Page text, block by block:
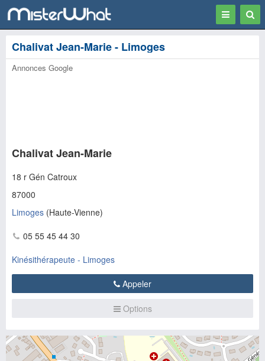
Toggle
Chalivat Jean-Marie - Limoges
Annonces Google
Chalivat Jean-Marie
18 r Gén Catroux
87000
Limoges (Haute-Vienne)
05 55 45 44 30
Kinésithérapeute - Limoges
Appeler
Options